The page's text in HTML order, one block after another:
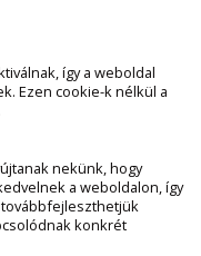
szereplő
anyag, videó, stb., a
mint ilyen, az 1999. évi
rendelkezései szerint,
anyagok, előzetes
felhasználása,
nélküli hivatkozása
így a weboldal
Ezen cookie-k nélkül a
nekünk, hogy
a weboldalon, így
konkrét